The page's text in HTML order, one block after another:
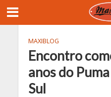
MAXIBLOG
Encontro
anos do
Sul